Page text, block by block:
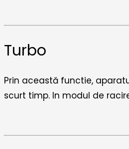
Turbo
Prin această functie,
scurt timp. In modul de